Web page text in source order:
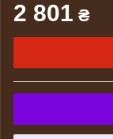
2 801 ₴